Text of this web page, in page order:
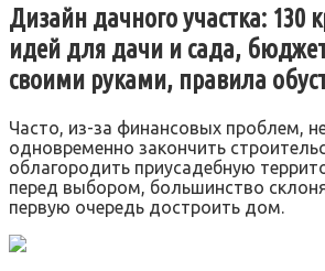
Дизайн дачного участка: 130
идей для дачи и сада,
своими руками, правила
Часто, из-за финансовых проблем,
одновременно закончить
облагородить приусадебную
перед выбором, большинство
первую очередь достроить дом.